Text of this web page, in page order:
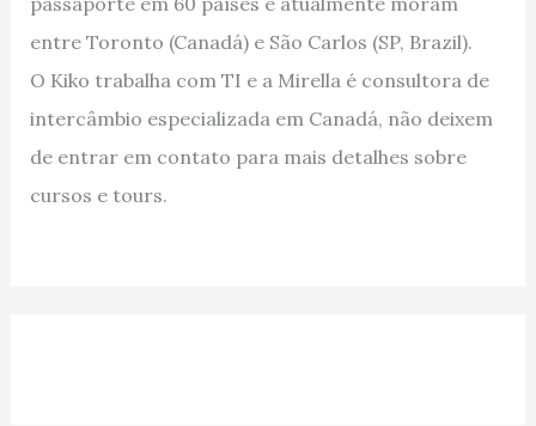
entre Toronto (Canadá) e São Carlos (SP, Brazil).
O Kiko trabalha com TI e a Mirella é consultora de
intercâmbio especializada em Canadá, não deixem
de entrar em contato para mais detalhes sobre
cursos e tours.